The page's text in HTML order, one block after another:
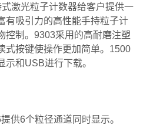
激光粒子计数器给客户提供一
有吸引力的高性能手持粒子计
控制。9303采用的高耐磨注塑
式按键使操作更加简单。1500
示和USB进行下载。
供6个粒径通道同时显示。